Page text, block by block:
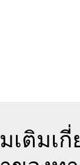
เติมเ